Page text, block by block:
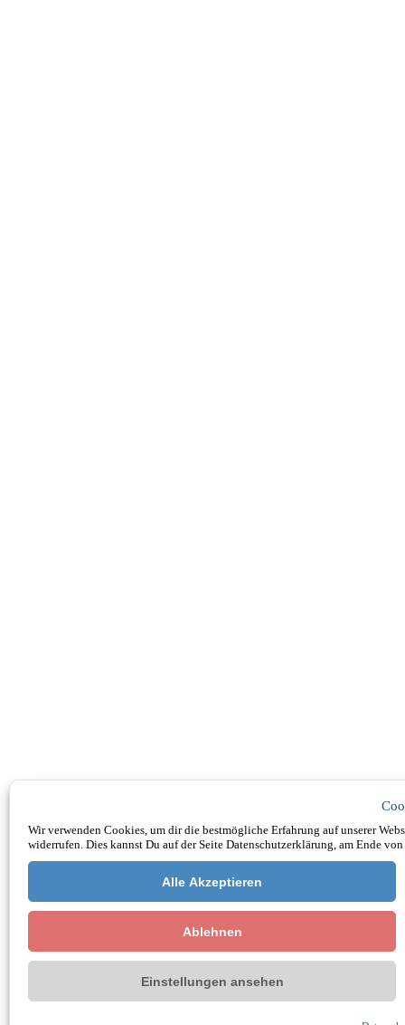
Wir verwenden Cookies, um dir die bestmögliche Erfahrung auf unserer
widerrufen. Dies kannst Du auf der Seite Datenschutzerklärung, am Ende
Alle Akzeptieren
Ablehnen
Einstellungen ansehen